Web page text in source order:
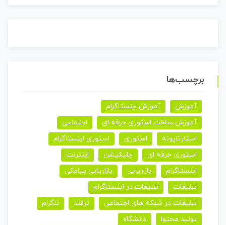
برچسب‌ها
آموزش
آموزش اینستاگرام
آموزش ساخت استوری حرفه ای
اجتماعی
استارتاپونه
استوری
استوری اینستاگرام
استوری حرفه ای
اپلیکیشن
اینترنت
اینستاگرام
بازاریابی
بازاریابی پیامکی
تبلیغات
تبلیغات در اینستاگرام
تبلیغات در شبکه های اجتماعی
ترفند
تلگرام
تولید محتوا
دانشگاه